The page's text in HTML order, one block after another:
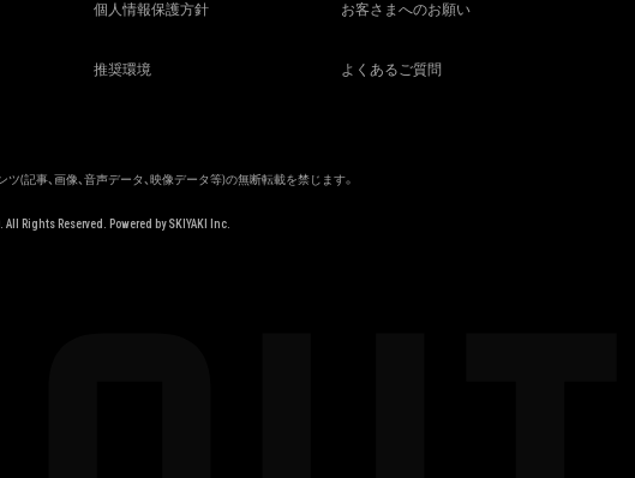
個人情報保護方針 お客さまへのお願い
推奨環境 よくあるご質問
ツ(記事、画像、音声データ、映像データ等)の無断転載を禁じます。
All Rights Reserved. Powered bySKIYAKI Inc.